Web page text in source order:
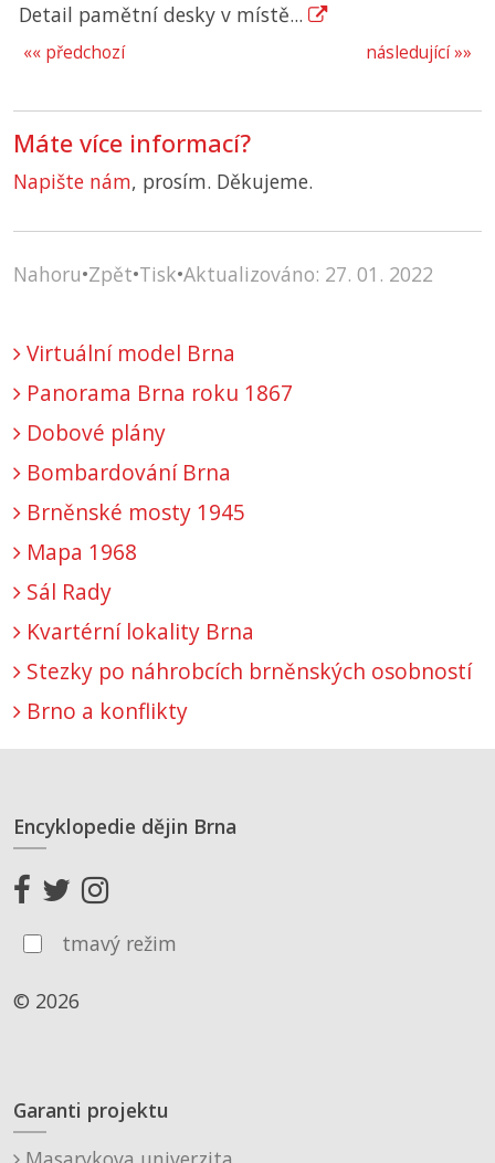
Detail pamětní desky v místě...
následující »»
«« předchozí
Máte více informací?
Napište nám, prosím. Děkujeme.
Nahoru•Zpět•Tisk•Aktualizováno: 27. 01. 2022
Virtuální model Brna
Panorama Brna roku 1867
Dobové plány
Bombardování Brna
Brněnské mosty 1945
Mapa 1968
Sál Rady
Kvartérní lokality Brna
Stezky po náhrobcích brněnských osobností
Brno a konflikty
Encyklopedie dějin Brna
tmavý režim
© 2026
Garanti projektu